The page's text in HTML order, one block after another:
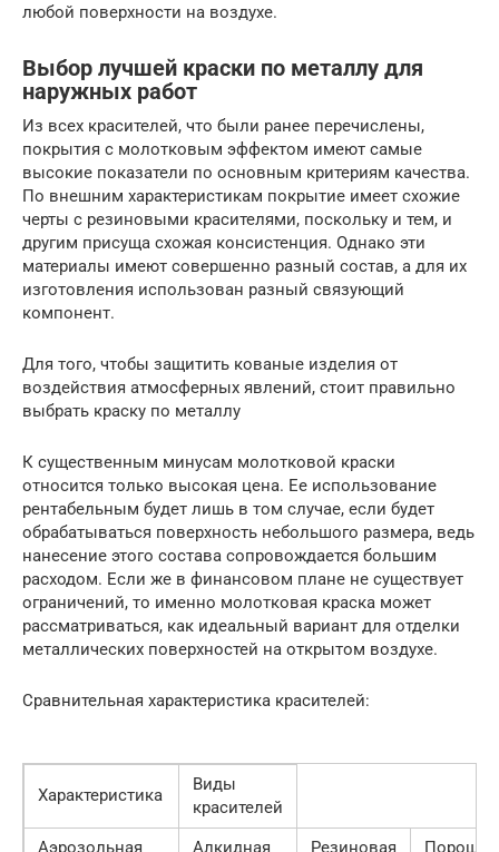
любой поверхности на воздухе.
Выбор лучшей краски по металлу для
наружных работ
Из всех красителей, что были ранее перечислены,
покрытия с молотковым эффектом имеют самые
высокие показатели по основным критериям качества.
По внешним характеристикам покрытие имеет схожие
черты с резиновыми красителями, поскольку и тем, и
другим присуща схожая консистенция. Однако эти
материалы имеют совершенно разный состав, а для их
изготовления использован разный связующий
компонент.
Для того, чтобы защитить кованые изделия от
воздействия атмосферных явлений, стоит правильно
выбрать краску по металлу
К существенным минусам молотковой краски
относится только высокая цена. Ее использование
рентабельным будет лишь в том случае, если будет
обрабатываться поверхность небольшого размера, ведь
нанесение этого состава сопровождается большим
расходом. Если же в финансовом плане не существует
ограничений, то именно молотковая краска может
рассматриваться, как идеальный вариант для отделки
металлических поверхностей на открытом воздухе.
Сравнительная характеристика красителей:
Характеристика
Виды
красителей
Аэрозольная
Алкидная Резиновая